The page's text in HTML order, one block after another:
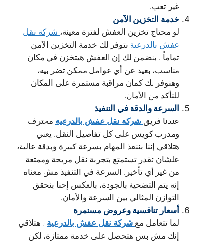
غير تعب.
خدمة التخزين الآمن
لو محتاج تخزين العفش لفترة معينة، شركة نقل
عفش بالدرعية بتوفر لك خدمة التخزين الآمن
تماماً . بنضمن لك إن العفش هيتخزن في مكان
مناسب، بعيد عن أي عوامل ممكن تضر بيه،
وهنوفر لك كمان مراقبة مستمرة على المكان
للتأكد من الأمان.
السرعة والدقة في التنفيذ
عندنا فريق شركة نقل عفش بالدرعية محترف
ومدرب كويس على كل تفاصيل النقل. يعني
هتلاقي إننا بننفذ المهام بسرعة كبيرة وبدقة عالية،
علشان تقدر تستمتع بتجربة نقل مريحة وممتعة
من غير أي تأخير. السرعة في التنفيذ مش معناه
إنه يتم التضحية بالجودة، بالعكس إحنا بنحقق
التوازن المثالي بين السرعة والأمان.
أسعار تنافسية وعروض مستمرة
لما تتعامل مع شركة نقل عفش بالدرعية ، هتلاقي
إنك مش بس هتحصل على خدمة ممتازة، لكن